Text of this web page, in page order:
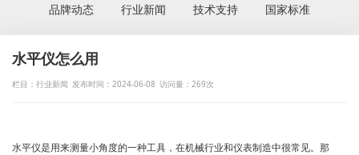
品牌动态 行业新闻 技术支持 国家标准
水平仪怎么用
栏目：行业新闻 发布时间：2024-06-08 访问量：269次
水平仪是用来测量小角度的一种工具，在机械行业和仪表制造中很常见。那